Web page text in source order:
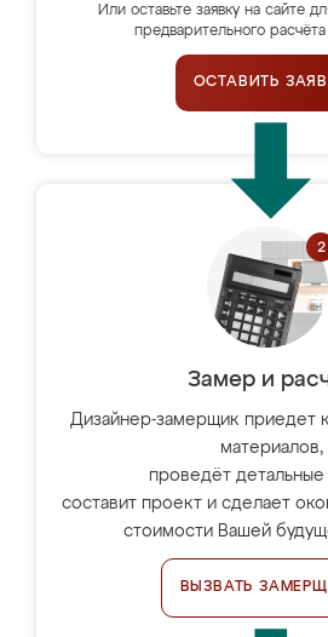
Или оставьте заявку на сайте
предварительного
ОСТАВИТЬ
Замер и
Дизайнер-замерщик приедет
материалов,
проведёт
составит проект и сделает
стоимости Вашей
ВЫЗВАТЬ